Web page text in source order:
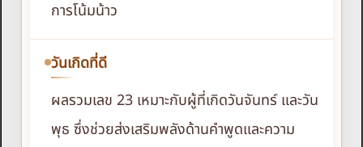
การโน้มน้าว
วันเกิดที่ดี
ผลรวมเลข 23 เหมาะกับผู้ที่เกิดวันจันทร์ และวัน
พุธ ซึ่งช่วยส่งเสริมพลังด้านคำพูดและความ